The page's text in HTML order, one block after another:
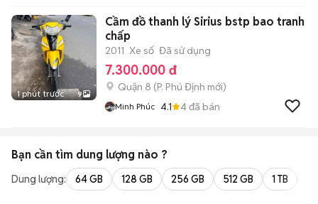
1 phút trước 9
Cầm đồ thanh lý Sirius bstp bao tranh
chấp
2011 Xe số Đã sử dụng
7.300.000 đ
Quận 8 (P. Phú Định mới)
Minh Phúc 4.1 4đã bán
Bạn cần tìm dung lượng nào ?
Dung lượng: 64 GB 128 GB 256 GB 512 GB 1 TB